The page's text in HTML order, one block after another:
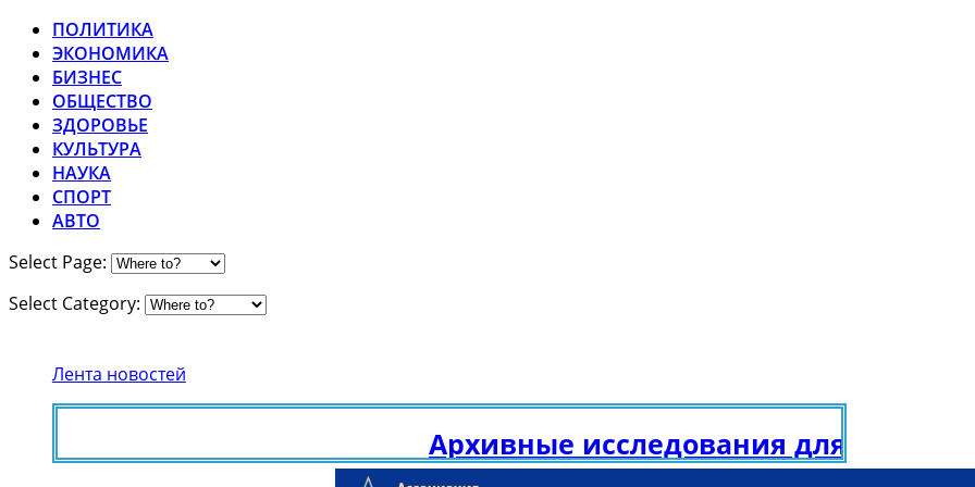
ПОЛИТИКА
ЭКОНОМИКА
БИЗНЕС
ОБЩЕСТВО
ЗДОРОВЬЕ
КУЛЬТУРА
НАУКА
СПОРТ
АВТО
Select Page:
Select Category:
Лента новостей
Архивные исследования для получения